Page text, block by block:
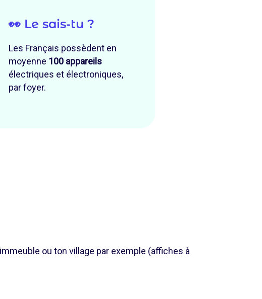
👀 Le sais-tu ?
Les Français possèdent en
moyenne 100 appareils
électriques et électroniques,
par foyer.
ou ton village par exemple (affiches à